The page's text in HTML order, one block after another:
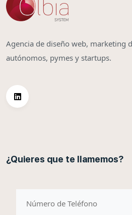
Agencia de diseño web, marketing
autónomos, pymes y startups.
¿Quieres que te llamemos?